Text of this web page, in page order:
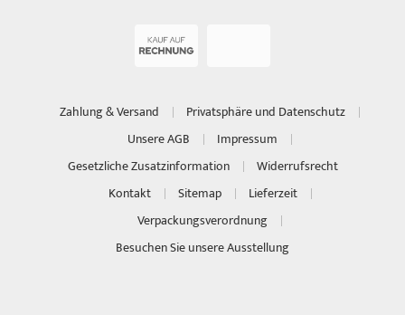
Zahlung & Versand
Privatsphäre und Datenschutz
Unsere AGB
Impressum
Gesetzliche Zusatzinformation
Widerrufsrecht
Kontakt
Sitemap
Lieferzeit
Verpackungsverordnung
Besuchen Sie unsere Ausstellung